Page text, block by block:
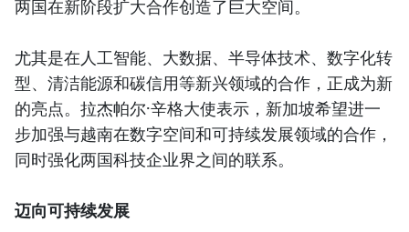
两国在新阶段扩大合作创造了巨大空间。
尤其是在人工智能、大数据、半导体技术、数字化转
型、清洁能源和碳信用等新兴领域的合作，正成为新
的亮点。拉杰帕尔·辛格大使表示，新加坡希望进一
步加强与越南在数字空间和可持续发展领域的合作，
同时强化两国科技企业界之间的联系。
迈向可持续发展